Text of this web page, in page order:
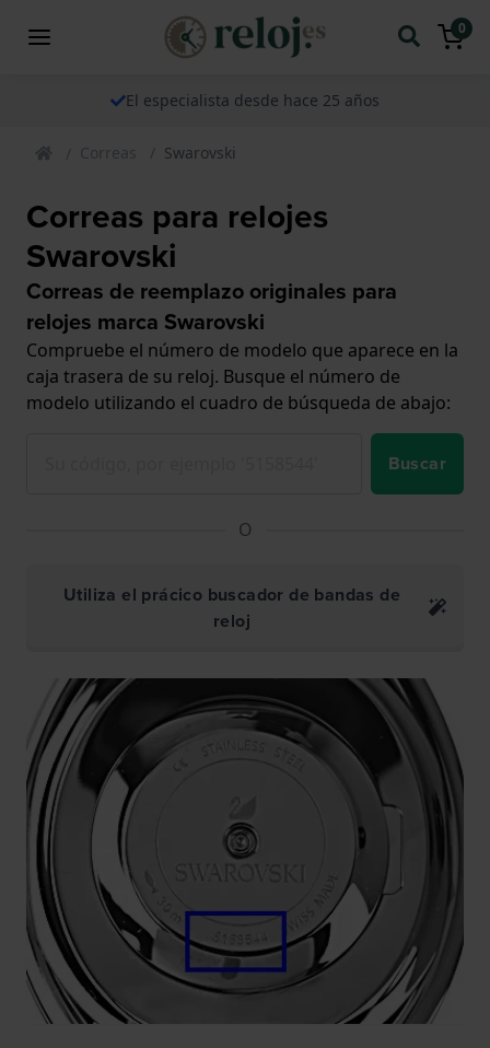
0
El especialista desde hace 25 años
Correas Swarovski
Correas para relojes
Swarovski
Correas de reemplazo originales para
relojes marca Swarovski
Compruebe el número de modelo que aparece en la
caja trasera de su reloj. Busque el número de
modelo utilizando el cuadro de búsqueda de abajo:
Buscar
O
Utiliza el prácico buscador de bandas de
reloj